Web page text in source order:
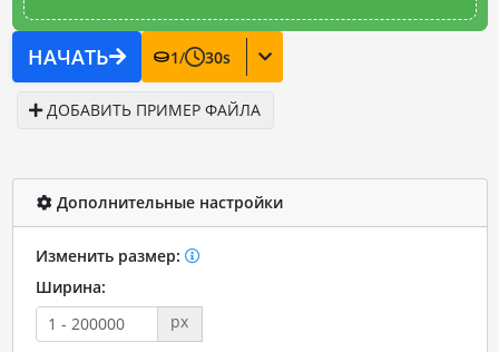
НАЧАТЬ 1/ 30s
ДОБАВИТЬ ПРИМЕР ФАЙЛА
Дополнительные настройки
Изменить размер:
Ширина:
px